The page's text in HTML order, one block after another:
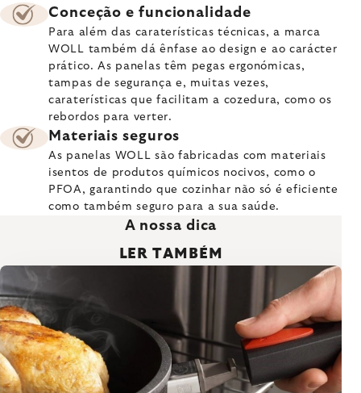
Conceção e funcionalidade
Para além das caraterísticas técnicas, a marca
WOLL também dá ênfase ao design e ao carácter
prático. As panelas têm pegas ergonómicas,
tampas de segurança e, muitas vezes,
caraterísticas que facilitam a cozedura, como os
rebordos para verter.
Materiais seguros
As panelas WOLL são fabricadas com materiais
isentos de produtos químicos nocivos, como o
PFOA, garantindo que cozinhar não só é eficiente
como também seguro para a sua saúde.
A nossa dica
LER TAMBÉM